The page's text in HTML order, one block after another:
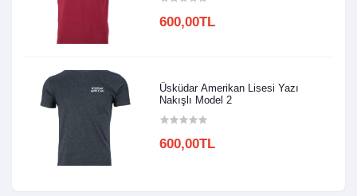
600,00TL
Üsküdar Amerikan Lisesi Yazı
Nakışlı Model 2
600,00TL